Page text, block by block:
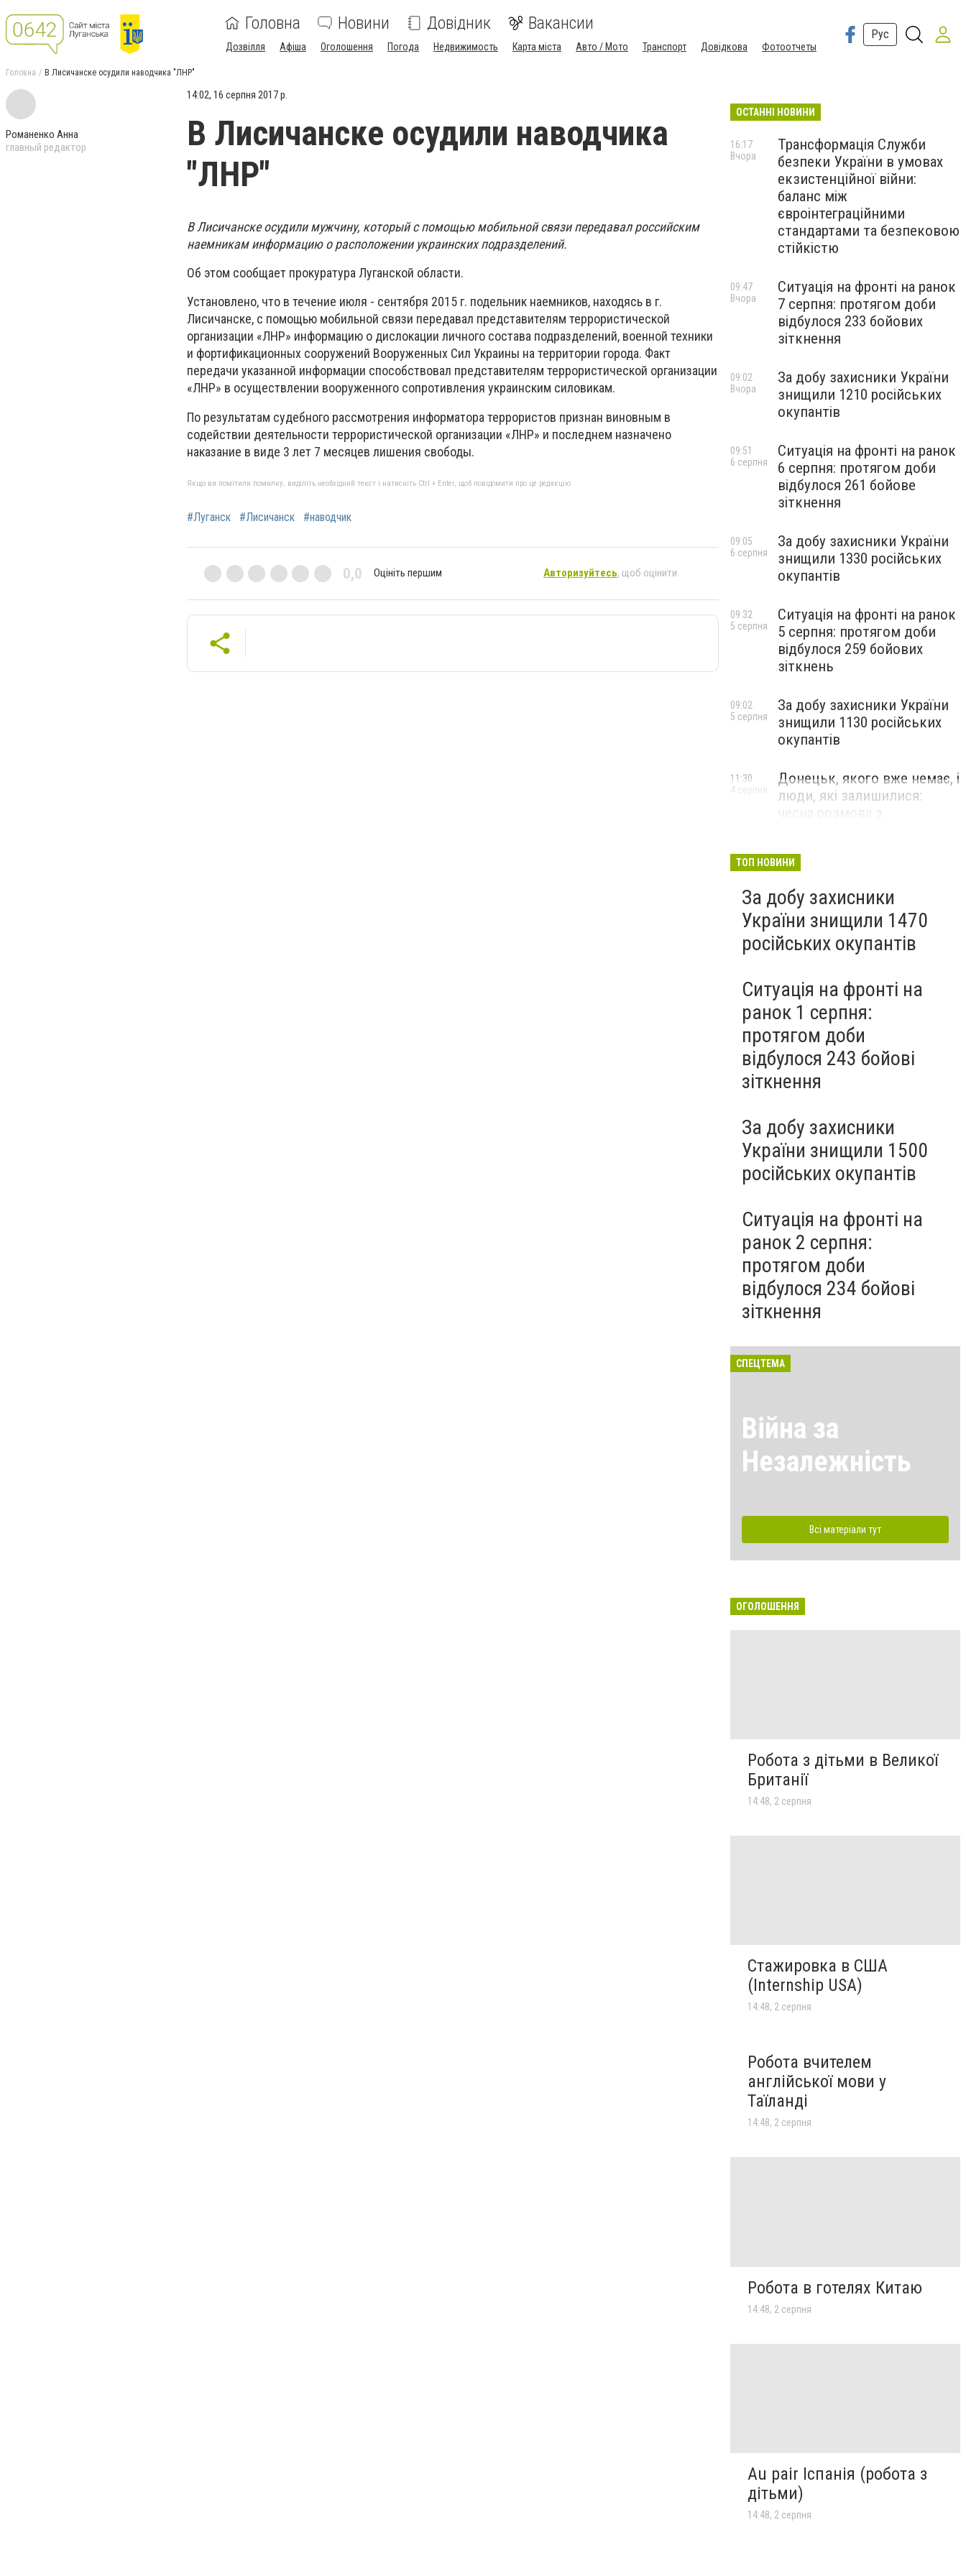
Головна Новини Довідник Вакансии
Дозвілля Афіша Оголошення Погода Недвижимость Карта міста Авто / Мото Транспорт Довідкова Фотоотчеты
Рус
Головна В Лисичанске осудили наводчика "ЛНР"
Романенко Анна
главный редактор
14:02, 16 серпня 2017 р.
В Лисичанске осудили наводчика
"ЛНР"
В Лисичанске осудили мужчину, который с помощью мобильной связи передавал российским
наемникам информацию о расположении украинских подразделений.
Об этом сообщает прокуратура Луганской области.
Установлено, что в течение июля - сентября 2015 г. подельник наемников, находясь в г.
Лисичанске, с помощью мобильной связи передавал представителям террористической
организации «ЛНР» информацию о дислокации личного состава подразделений, военной техники
и фортификационных сооружений Вооруженных Сил Украины на территории города. Факт
передачи указанной информации способствовал представителям террористической организации
«ЛНР» в осуществлении вооруженного сопротивления украинским силовикам.
По результатам судебного рассмотрения информатора террористов признан виновным в
содействии деятельности террористической организации «ЛНР» и последнем назначено
наказание в виде 3 лет 7 месяцев лишения свободы.
Якщо ви помітили помилку, виділіть необхідний текст і натисніть Ctrl + Enter, щоб повідомити про це редакцію
#Луганск #Лисичанск #наводчик
0,0 Оцініть першим Авторизуйтесь, щоб оцінити
ОСТАННІ НОВИНИ
Трансформація Служби
безпеки України в умовах
екзистенційної війни:
баланс між
євроінтеграційними
стандартами та безпековою
стійкістю
16:17
Вчора
Ситуація на фронті на ранок
7 серпня: протягом доби
відбулося 233 бойових
зіткнення
09:47
Вчора
За добу захисники України
знищили 1210 російських
окупантів
09:02
Вчора
Ситуація на фронті на ранок
6 серпня: протягом доби
відбулося 261 бойове
зіткнення
09:51
6 серпня
За добу захисники України
знищили 1330 російських
окупантів
09:05
6 серпня
Ситуація на фронті на ранок
5 серпня: протягом доби
відбулося 259 бойових
зіткнень
09:32
5 серпня
За добу захисники України
знищили 1130 російських
окупантів
09:02
5 серпня
Донецьк, якого вже немає, і
люди, які залишилися:
11:30
4 серпня
ТОП НОВИНИ
За добу захисники
України знищили 1470
російських окупантів
Ситуація на фронті на
ранок 1 серпня:
протягом доби
відбулося 243 бойові
зіткнення
За добу захисники
України знищили 1500
російських окупантів
Ситуація на фронті на
ранок 2 серпня:
протягом доби
відбулося 234 бойові
зіткнення
СПЕЦТЕМА
Війна за
Незалежність
Всі матеріали тут
ОГОЛОШЕННЯ
Робота з дітьми в Великої
Британії
14:48, 2 серпня
Стажировка в США
(Internship USA)
14:48, 2 серпня
Робота вчителем
англійської мови у
Таїланді
14:48, 2 серпня
Робота в готелях Китаю
14:48, 2 серпня
Au pair Іспанія (робота з
дітьми)
14:48, 2 серпня